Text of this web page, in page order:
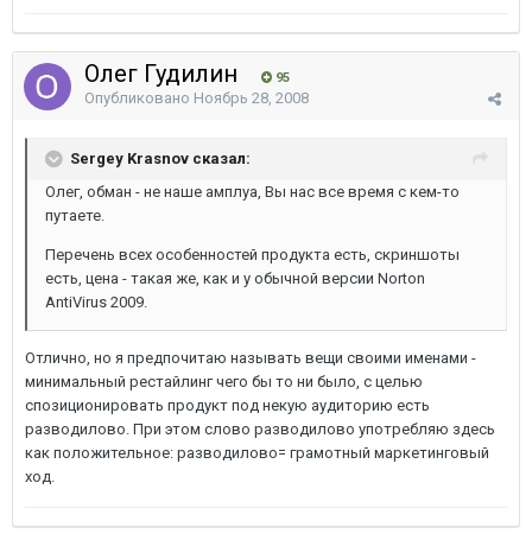
Олег Гудилин 95
Опубликовано Ноябрь 28, 2008
Sergey Krasnov сказал:
Олег, обман - не наше амплуа, Вы нас все время с кем-то
путаете.
Перечень всех особенностей продукта есть, скриншоты
есть, цена - такая же, как и у обычной версии Norton
AntiVirus 2009.
Отлично, но я предпочитаю называть вещи своими именами -
минимальный рестайлинг чего бы то ни было, с целью
спозиционировать продукт под некую аудиторию есть
разводилово. При этом слово разводилово употребляю здесь
как положительное: разводилово= грамотный маркетинговый
ход.